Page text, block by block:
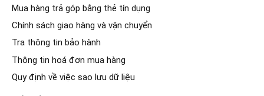
Mua hàng trả góp bằng thẻ tín dụng
Chính sách giao hàng và vận chuyển
Tra thông tin bảo hành
Thông tin hoá đơn mua hàng
Quy định về việc sao lưu dữ liệu